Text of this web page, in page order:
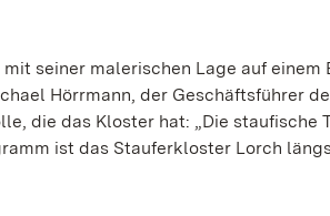
seiner malerischen Lage auf
Hörrmann, der Geschäftsführer
die das Kloster hat: „Die staufische
ist das Stauferkloster Lorch